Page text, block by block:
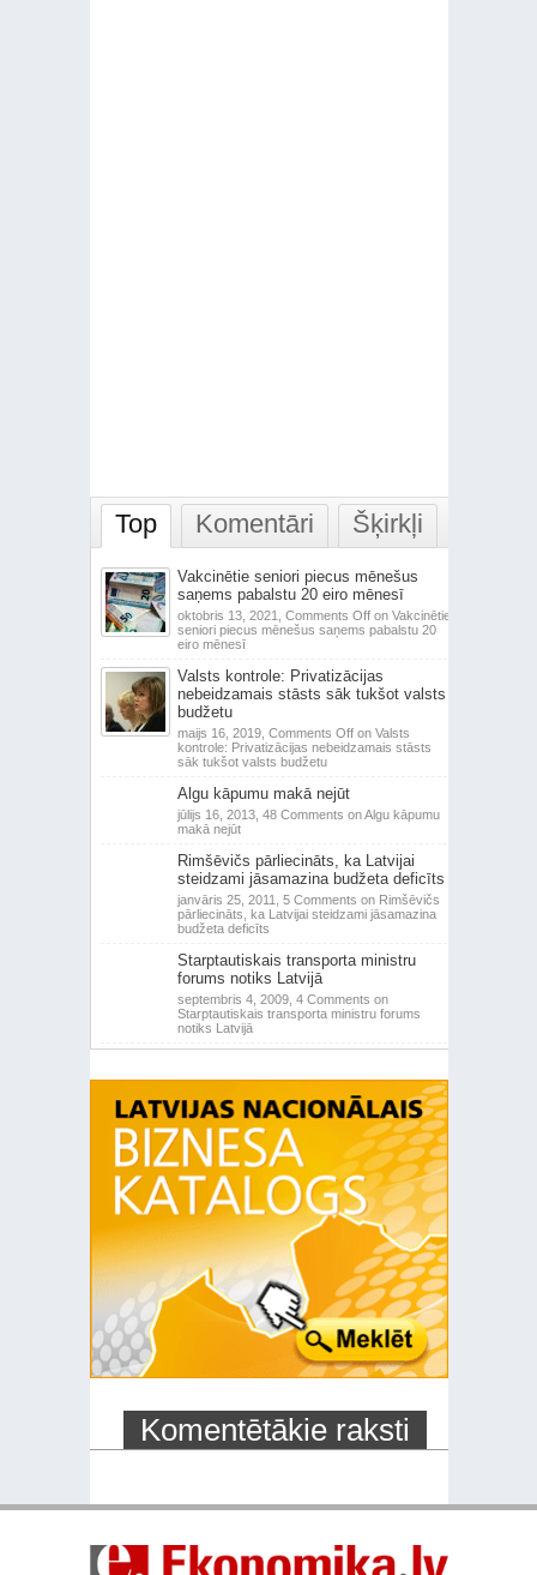
Top Komentāri Šķirkļi
Vakcinētie seniori piecus mēnešus
saņems pabalstu 20 eiro mēnesī
oktobris 13, 2021, Comments Offon Vakcinētie
seniori piecus mēnešus saņems pabalstu 20
eiro mēnesī
Valsts kontrole: Privatizācijas
nebeidzamais stāsts sāk tukšot valsts
budžetu
maijs 16, 2019, Comments Offon Valsts
kontrole: Privatizācijas nebeidzamais stāsts
sāk tukšot valsts budžetu
Algu kāpumu makā nejūt
jūlijs 16, 2013, 48 Comments on Algu kāpumu
makā nejūt
Rimšēvičs pārliecināts, ka Latvijai
steidzami jāsamazina budžeta deficīts
janvāris 25, 2011, 5 Comments on Rimšēvičs
pārliecināts, ka Latvijai steidzami jāsamazina
budžeta deficīts
Starptautiskais transporta ministru
forums notiks Latvijā
septembris 4, 2009, 4 Comments on
Starptautiskais transporta ministru forums
notiks Latvijā
Komentētākie raksti